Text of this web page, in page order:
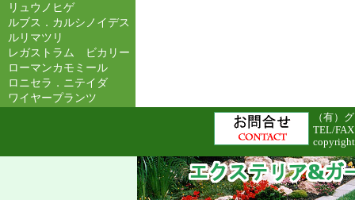
リュウノヒゲ
ルブス．カルシノイデス
ルリマツリ
レガストラム ビカリー
ローマンカモミール
ロニセラ．ニテイダ
ワイヤープランツ
（有）
TEL/
copyright